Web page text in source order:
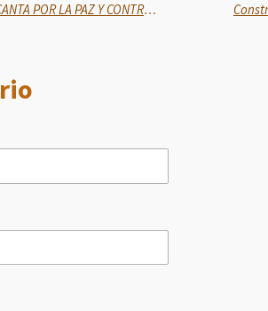
SEGUNDA EDICIÓN DE “MÉXICO CANTA POR LA PAZ Y CONTRA LAS ADICCIONES